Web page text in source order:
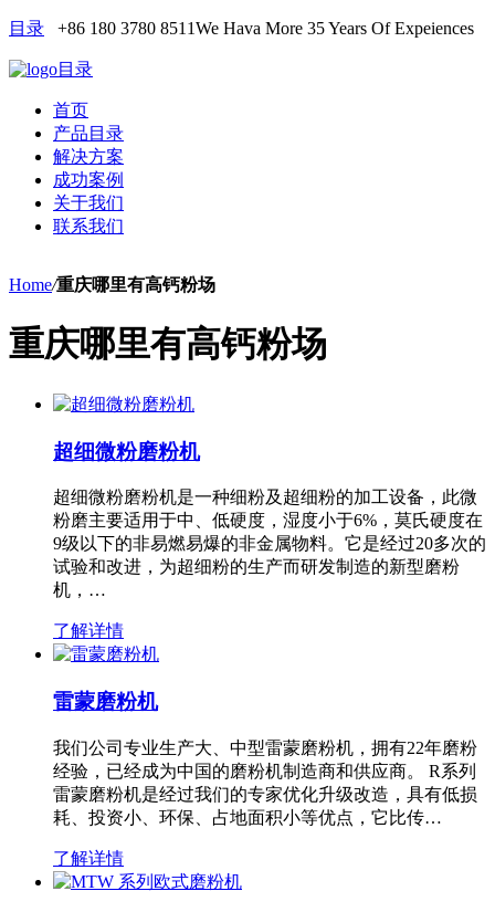
目录 +86 180 3780 8511We Hava More 35 Years Of Expeiences
目录
首页
产品目录
解决方案
成功案例
关于我们
联系我们
Home/重庆哪里有高钙粉场
重庆哪里有高钙粉场
超细微粉磨粉机
超细微粉磨粉机是一种细粉及超细粉的加工设备，此微
粉磨主要适用于中、低硬度，湿度小于6%，莫氏硬度在
9级以下的非易燃易爆的非金属物料。它是经过20多次的
试验和改进，为超细粉的生产而研发制造的新型磨粉
机，…
了解详情
雷蒙磨粉机
我们公司专业生产大、中型雷蒙磨粉机，拥有22年磨粉
经验，已经成为中国的磨粉机制造商和供应商。 R系列
雷蒙磨粉机是经过我们的专家优化升级改造，具有低损
耗、投资小、环保、占地面积小等优点，它比传…
了解详情